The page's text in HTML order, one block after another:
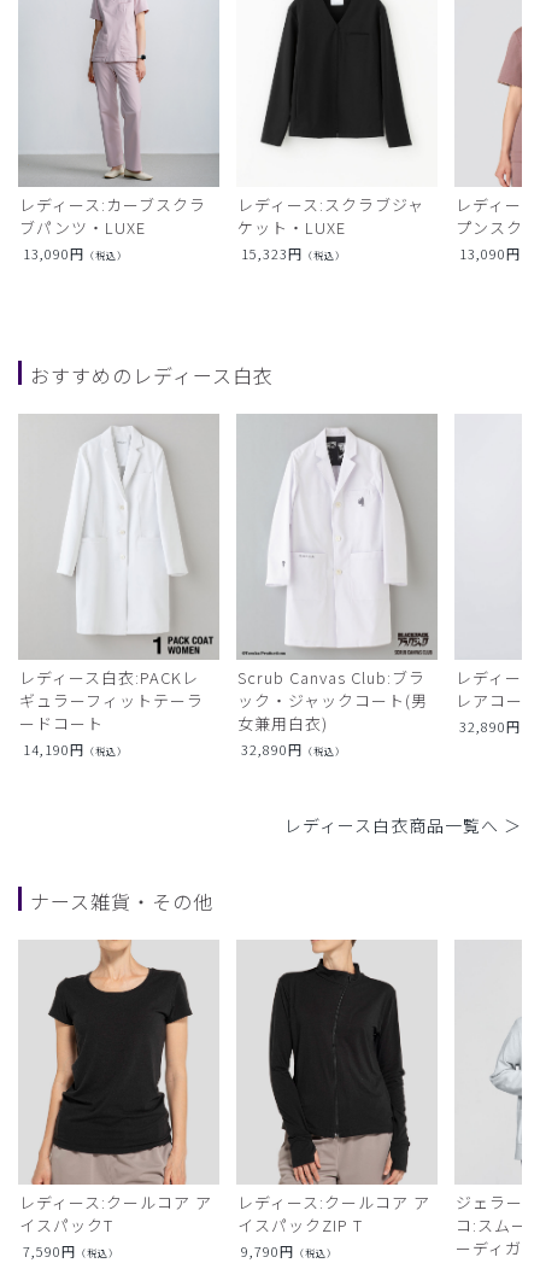
レディース:カーブスクラ
ブパンツ・LUXE
13,090円 （税込）
レディース:スクラブジャ
ケット・LUXE
15,323円 （税込）
レディー
プンスク
13,090円
おすすめのレディース白衣
レディース白衣:PACKレ
ギュラーフィットテーラ
ードコート
14,190円 （税込）
Scrub Canvas Club:ブラ
ック・ジャックコート(男
女兼用白衣)
32,890円 （税込）
レディー
レアコート
32,890円
レディース白衣商品一覧へ ＞
ナース雑貨・その他
レディース:クールコア ア
イスパックT
7,590円 （税込）
レディース:クールコア ア
イスパックZIP T
9,790円 （税込）
ジェラー
コ:スムー
ーディガン